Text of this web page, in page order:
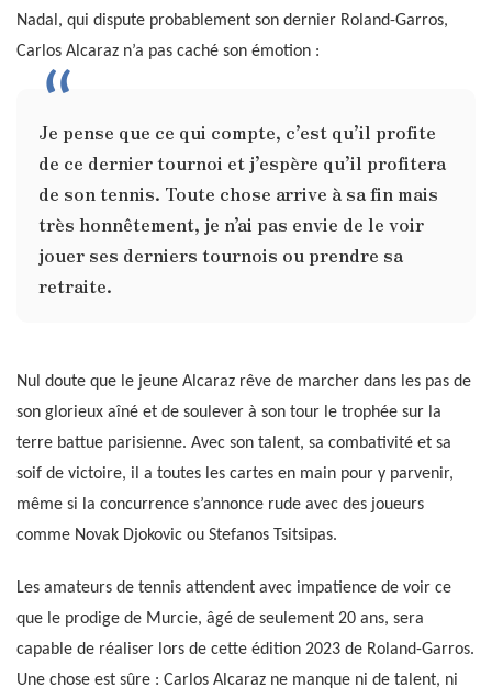
Nadal, qui dispute probablement son dernier Roland-Garros,
Carlos Alcaraz n’a pas caché son émotion :
Je pense que ce qui compte, c’est qu’il profite
de ce dernier tournoi et j’espère qu’il profitera
de son tennis. Toute chose arrive à sa fin mais
très honnêtement, je n’ai pas envie de le voir
jouer ses derniers tournois ou prendre sa
retraite.
Nul doute que le jeune Alcaraz rêve de marcher dans les pas de
son glorieux aîné et de soulever à son tour le trophée sur la
terre battue parisienne. Avec son talent, sa combativité et sa
soif de victoire, il a toutes les cartes en main pour y parvenir,
même si la concurrence s’annonce rude avec des joueurs
comme Novak Djokovic ou Stefanos Tsitsipas.
Les amateurs de tennis attendent avec impatience de voir ce
que le prodige de Murcie, âgé de seulement 20 ans, sera
capable de réaliser lors de cette édition 2023 de Roland-Garros.
Une chose est sûre : Carlos Alcaraz ne manque ni de talent, ni